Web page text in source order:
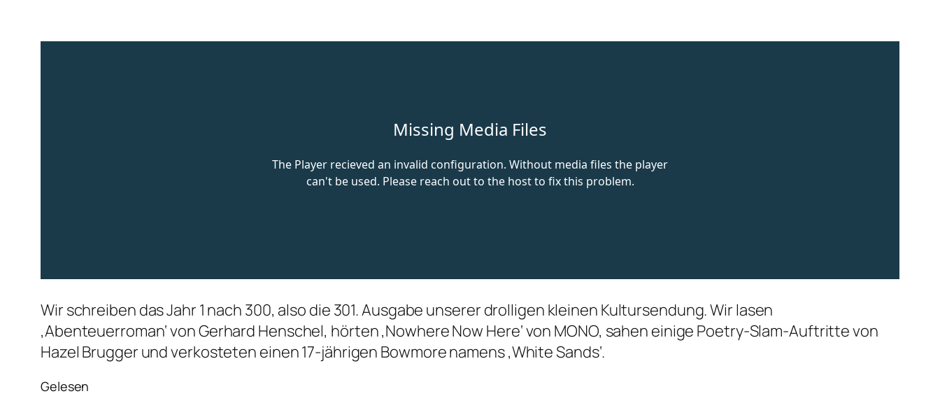
Wir schreiben das Jahr 1 nach 300, also die 301. Ausgabe unserer drolligen kleinen Kultursendung. Wir lasen
‚Abenteuerroman‘ von Gerhard Henschel, hörten ‚Nowhere Now Here‘ von MONO, sahen einige Poetry-Slam-Auftritte von
Hazel Brugger und verkosteten einen 17-jährigen Bowmore namens ‚White Sands‘.
Gelesen